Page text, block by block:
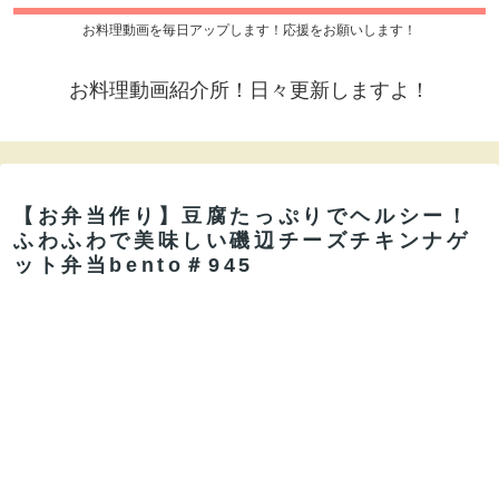
お料理動画を毎日アップします！応援をお願いします！
お料理動画紹介所！日々更新しますよ！
【お弁当作り】豆腐たっぷりでヘルシー！
ふわふわで美味しい磯辺チーズチキンナゲ
ット弁当bento＃945